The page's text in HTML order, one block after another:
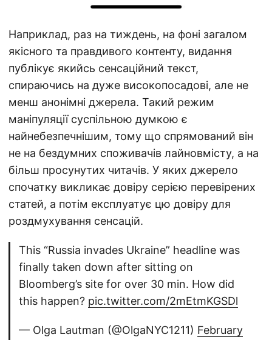
Наприклад, раз на тиждень, на фоні загалом
якісного та правдивого контенту, видання
публікує якийсь сенсаційний текст,
спираючись на дуже високопосадові, але не
менш анонімні джерела. Такий режим
маніпуляції суспільною думкою є
найнебезпечнішим, тому що спрямований він
не на бездумних споживачів лайновмісту, а на
більш просунутих читачів. У яких джерело
спочатку викликає довіру серією перевірених
статей, а потім експлуатує цю довіру для
роздмухування сенсацій.
This “Russia invades Ukraine” headline was
finally taken down after sitting on
Bloomberg’s site for over 30 min. How did
this happen? pic.twitter.com/2mEtmKGSDl
— Olga Lautman (@OlgaNYC1211) February